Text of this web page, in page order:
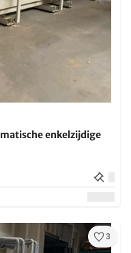
enkelzijdige
3